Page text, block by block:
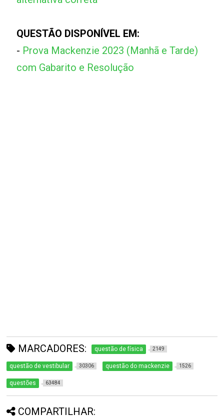
QUESTÃO DISPONÍVEL EM:
- Prova Mackenzie 2023 (Manhã e Tarde)
com Gabarito e Resolução
MARCADORES: questão de física 2149
questão de vestibular 30306 questão do mackenzie 1526
questões 63484
COMPARTILHAR: